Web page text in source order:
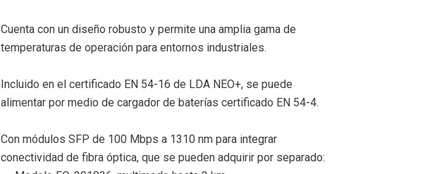
Cuenta con un diseño robusto y permite una amplia gama de
temperaturas de operación para entornos industriales.
Incluido en el certificado EN 54-16 de LDA NEO+, se puede
alimentar por medio de cargador de baterías certificado EN 54-4.
Con módulos SFP de 100 Mbps a 1310 nm para integrar
conectividad de fibra óptica, que se pueden adquirir por separado: